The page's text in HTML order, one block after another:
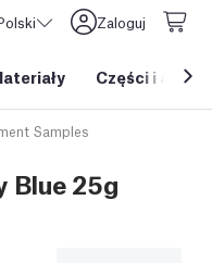
Zaloguj
Części i
Samples
Blue 25g